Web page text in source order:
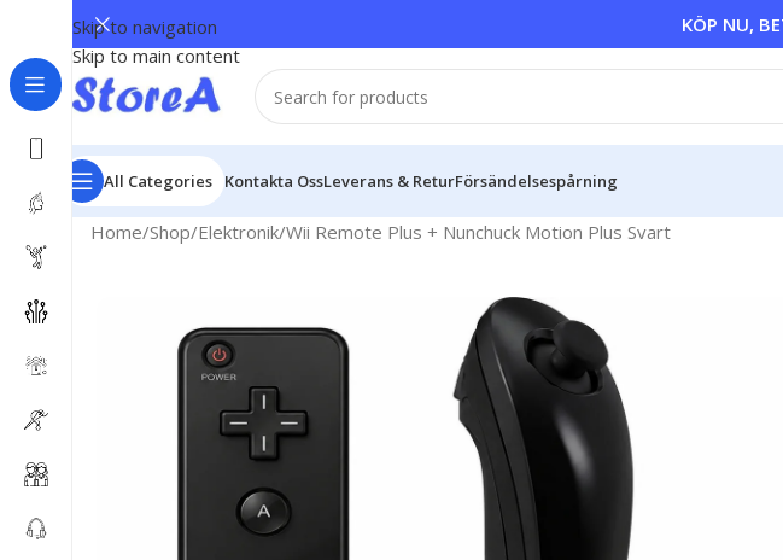
Skip to navigation
Skip to main content
KÖP NU,
All Categories Kontakta OssLeverans & ReturFörsändelsespårning
Home Shop Elektronik Wii Remote Plus + Nunchuck Motion Plus Svart